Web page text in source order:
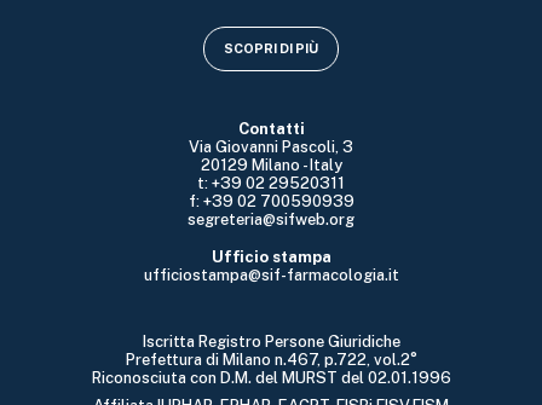
Contatti
Via Giovanni Pascoli, 3
20129 Milano - Italy
t: +39 02 29520311
f: +39 02 700590939
segreteria@sifweb.org
Ufficio stampa
ufficiostampa@sif-farmacologia.it
Iscritta Registro Persone Giuridiche
Prefettura di Milano n.467, p.722, vol.2°
Riconosciuta con D.M. del MURST del 02.01.1996
SCOPRI DI PIÙ